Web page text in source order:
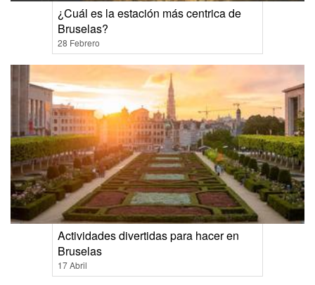
¿Cuál es la estación más centrica de
Bruselas?
28 Febrero
Actividades divertidas para hacer en
Bruselas
17 Abril